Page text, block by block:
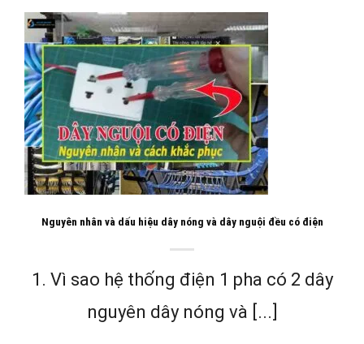
Nguyên nhân và dấu hiệu dây nóng và dây nguội đều có điện
1. Vì sao hệ thống điện 1 pha có 2 dây
nguyên dây nóng và [...]